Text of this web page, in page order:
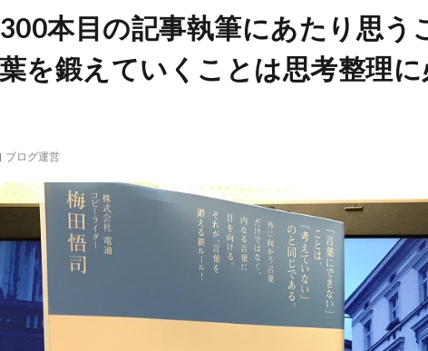
本目の記事執筆にあたり思う
を鍛えていくことは思考整理
ブログ運営